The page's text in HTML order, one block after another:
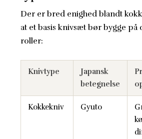
Der er bred enighed blandt
at et basis knivsæt bør bygge på
roller:
Knivtype
Japansk
betegnelse
Kokkekniv Gyuto